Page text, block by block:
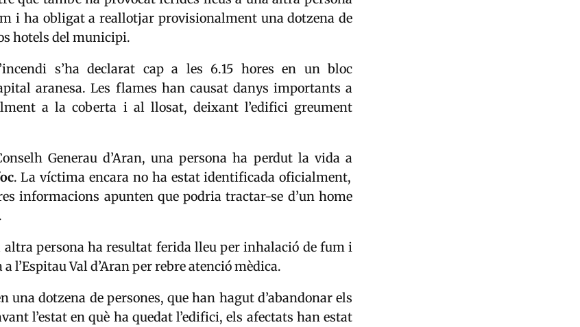
i ha obligat a reallotjar provisionalment una dotzena de
hotels del municipi.
s’ha declarat cap a les 6.15 hores en un bloc
aranesa. Les flames han causat danys importants a
a la coberta i al llosat, deixant l’edifici greument
Generau d’Aran, una persona ha perdut la vida a
. La víctima encara no ha estat identificada oficialment,
informacions apunten que podria tractar-se d’un home
altra persona ha resultat ferida lleu per inhalació de fum i
l’Espitau Val d’Aran per rebre atenció mèdica.
una dotzena de persones, que han hagut d’abandonar els
l’estat en què ha quedat l’edifici, els afectats han estat